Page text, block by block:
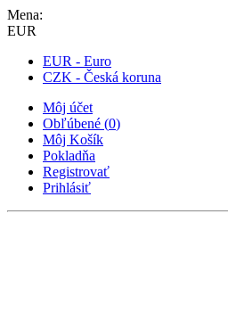
Mena:
EUR
EUR - Euro
CZK - Česká koruna
Môj účet
Obľúbené (0)
Môj Košík
Pokladňa
Registrovať
Prihlásiť